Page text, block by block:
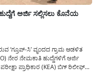
ಅರ್ಜಿ ಸಲ್ಲಿಸಲು ಕೊನೆಯ
‘ಗ್ರೂಪ್-ಸಿ’ ವೃಂದದ ಗ್ರಾಮ ಆಡಳಿತ
ನೇರ ನೇಮಕಾತಿ ಹುದ್ದೆಗಳಿಗೆ ಅರ್ಜಿ
ಪ್ರಾಧಿಕಾರ (KEA) ಬಿಗ್ ರಿಲೀಫ್